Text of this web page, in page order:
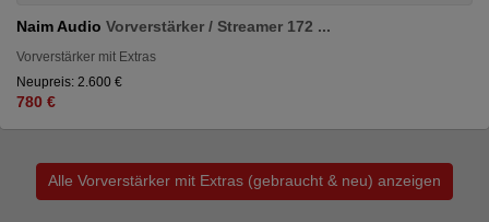
Naim Audio Vorverstärker / Streamer 172 ...
Vorverstärker mit Extras
Neupreis: 2.600 €
780 €
Alle Vorverstärker mit Extras (gebraucht & neu) anzeigen